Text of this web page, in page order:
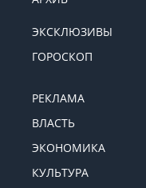
АРХИВ
ЭКСКЛЮЗИВЫ
РЕКЛАМА
ВЛАСТЬ
ЭКОНОМИКА